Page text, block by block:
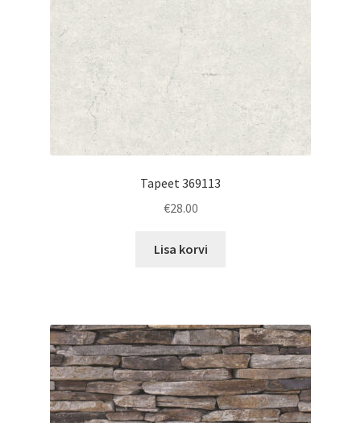
Tapeet 369113
€28.00
Lisa korvi